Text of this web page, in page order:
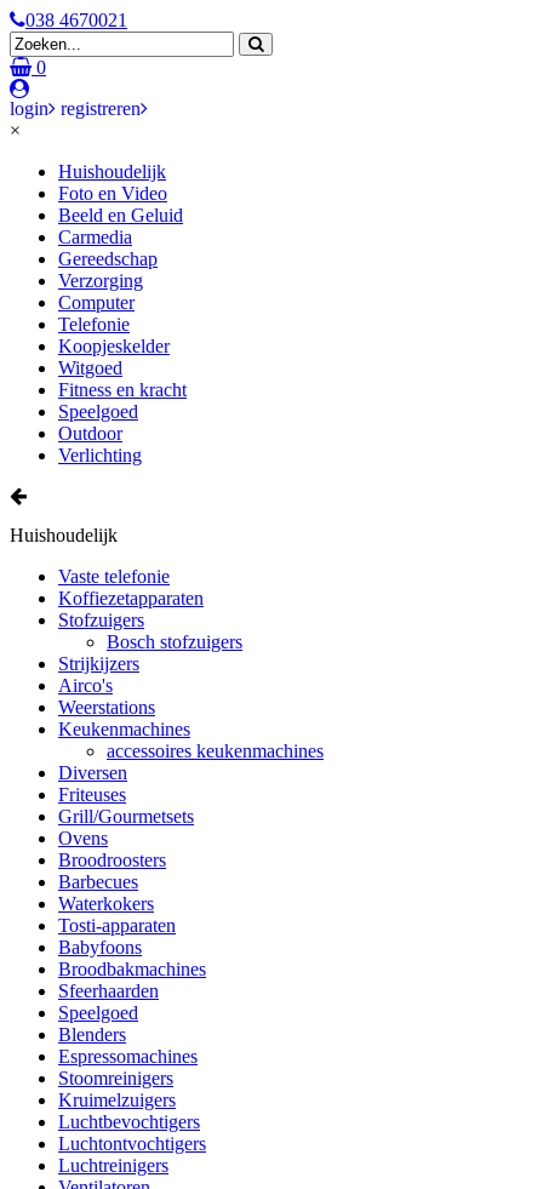
038 4670021
0
login
registreren
×
Huishoudelijk
Foto en Video
Beeld en Geluid
Carmedia
Gereedschap
Verzorging
Computer
Telefonie
Koopjeskelder
Witgoed
Fitness en kracht
Speelgoed
Outdoor
Verlichting
Huishoudelijk
Vaste telefonie
Koffiezetapparaten
Stofzuigers
Bosch stofzuigers
Strijkijzers
Airco's
Weerstations
Keukenmachines
accessoires keukenmachines
Diversen
Friteuses
Grill/Gourmetsets
Ovens
Broodroosters
Barbecues
Waterkokers
Tosti-apparaten
Babyfoons
Broodbakmachines
Sfeerhaarden
Speelgoed
Blenders
Espressomachines
Stoomreinigers
Kruimelzuigers
Luchtbevochtigers
Luchtontvochtigers
Luchtreinigers